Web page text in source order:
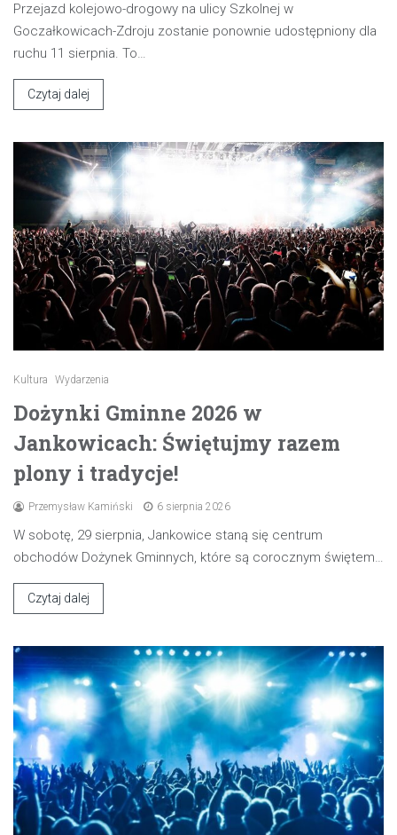
Przejazd kolejowo-drogowy na ulicy Szkolnej w
Goczałkowicach-Zdroju zostanie ponownie udostępniony dla
ruchu 11 sierpnia. To…
Czytaj dalej
Kultura Wydarzenia
Dożynki Gminne 2026 w
Jankowicach: Świętujmy razem
plony i tradycje!
Przemysław Kamiński 6 sierpnia 2026
W sobotę, 29 sierpnia, Jankowice staną się centrum
obchodów Dożynek Gminnych, które są corocznym świętem…
Czytaj dalej